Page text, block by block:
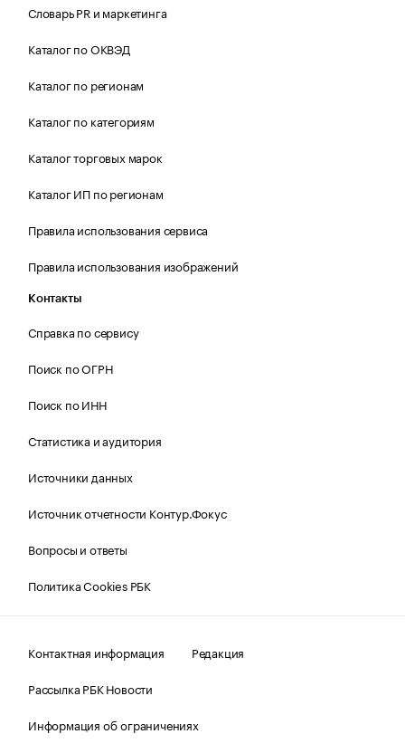
Словарь PR и маркетинга
Каталог по ОКВЭД
Каталог по регионам
Каталог по категориям
Каталог торговых марок
Каталог ИП по регионам
Правила использования сервиса
Правила использования изображений
Контакты
Справка по сервису
Поиск по ОГРН
Поиск по ИНН
Статистика и аудитория
Источники данных
Источник отчетности Контур.Фокус
Вопросы и ответы
Политика Cookies РБК
Контактная информация
Редакция
Рассылка РБК Новости
Информация об ограничениях